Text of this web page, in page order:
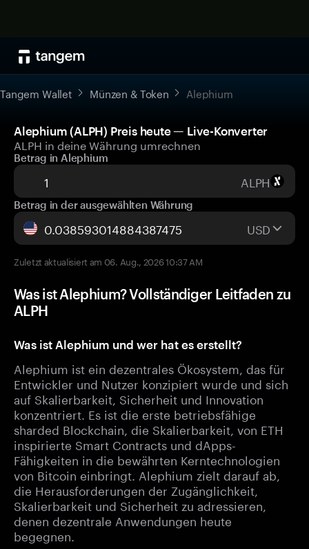
Tangem Wallet Münzen & Token Alephium
Alephium (ALPH) Preis heute — Live-Konverter
ALPH in deine Währung umrechnen
Betrag in Alephium
ALPH
Betrag in der ausgewählten Währung
USD
Zuletzt aktualisiert am 06. Aug., 2026 10:37 AM
Was ist Alephium? Vollständiger Leitfaden zu
ALPH
Was ist Alephium und wer hat es erstellt?
Alephium ist ein dezentrales Ökosystem, das für
Entwickler und Nutzer konzipiert wurde und sich
auf Skalierbarkeit, Sicherheit und Innovation
konzentriert. Es ist die erste betriebsfähige
sharded Blockchain, die Skalierbarkeit, von ETH
inspirierte Smart Contracts und dApps-
Fähigkeiten in die bewährten Kerntechnologien
von Bitcoin einbringt. Alephium zielt darauf ab,
die Herausforderungen der Zugänglichkeit,
Skalierbarkeit und Sicherheit zu adressieren,
denen dezentrale Anwendungen heute
begegnen.